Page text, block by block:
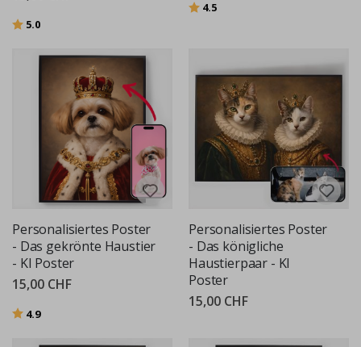
Bewertung:
5.0
Bewertung:
4.5
Personalisiertes Poster
- Das gekrönte Haustier
- KI Poster
15,00 CHF
Bewertung:
4.9von 5 Sternen
Personalisiertes Poster
- Das königliche
Haustierpaar - KI
Poster
15,00 CHF